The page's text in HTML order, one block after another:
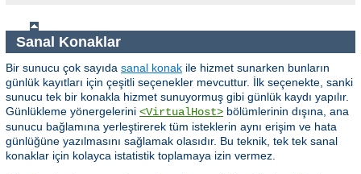
Sanal Konaklar
Bir sunucu çok sayıda sanal konak ile hizmet sunarken bunların
günlük kayıtları için çeşitli seçenekler mevcuttur. İlk seçenekte, sanki
sunucu tek bir konakla hizmet sunuyormuş gibi günlük kaydı yapılır.
Günlükleme yönergelerini <VirtualHost> bölümlerinin dışına, ana
sunucu bağlamına yerleştirerek tüm isteklerin aynı erişim ve hata
günlüğüne yazılmasını sağlamak olasıdır. Bu teknik, tek tek sanal
konaklar için kolayca istatistik toplamaya izin vermez.